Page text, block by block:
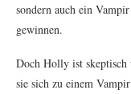
sondern auch ein
gewinnen.
Doch Holly ist skeptisch
sie sich zu einem